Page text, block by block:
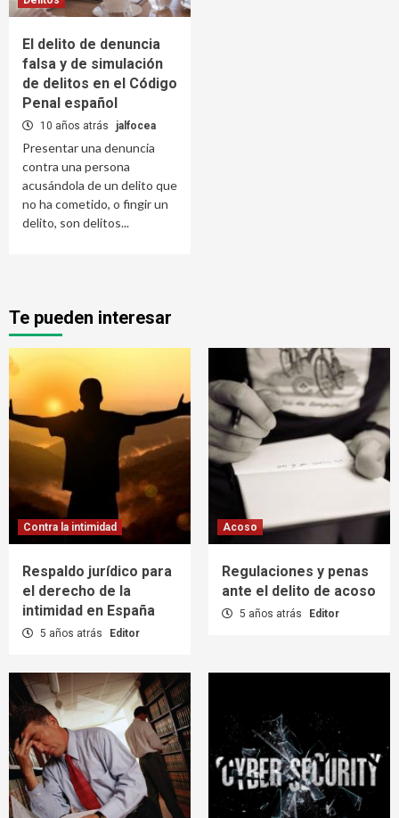
El delito de denuncia
falsa y de simulación
de delitos en el Código
Penal español
10 años atrás jalfocea
Presentar una denuncia
contra una persona
acusándola de un delito que
no ha cometido, o fingir un
delito, son delitos...
Te pueden interesar
Contra la intimidad
Respaldo jurídico para
el derecho de la
intimidad en España
5 años atrás Editor
Acoso
Regulaciones y penas
ante el delito de acoso
5 años atrás Editor